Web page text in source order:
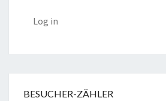
Log in
BESUCHER-ZÄHLER